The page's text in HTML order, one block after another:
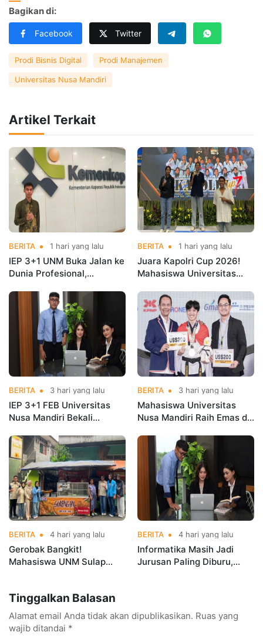
Bagikan di:
Facebook Twitter
Prodi Bisnis Digital Prodi Manajemen
Universitas Nusa Mandiri
Artikel Terkait
BERITA 1 hari yang lalu
IEP 3+1 UNM Buka Jalan ke
Dunia Profesional,
Kementerian Koperasi
BERITA 1 hari yang lalu
Juara Kapolri Cup 2026!
Mahasiswa Universitas
Nama Kampus di Kejurnas
Taekwondo
BERITA 3 hari yang lalu
IEP 3+1 FEB Universitas
Nusa Mandiri Bekali
Kerja Sebelum Lulus
BERITA 3 hari yang lalu
Mahasiswa Universitas
Nusa Mandiri Raih Emas di
Indonesia Open
Championships 2026
BERITA 4 hari yang lalu
Gerobak Bangkit!
Mahasiswa UNM Sulap
BERITA 4 hari yang lalu
Informatika Masih Jadi
Jurusan Paling Diburu,
Tinggalkan Balasan
Alamat email Anda tidak akan dipublikasikan. Ruas yang
wajib ditandai *